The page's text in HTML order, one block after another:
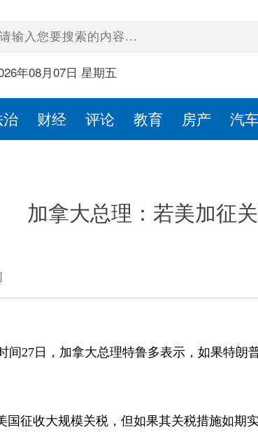
年08月07日 星期五
财经 评论 教育 房产 汽
加拿大总理：若美加征
间27日，加拿大总理特鲁多表示，如果特朗
征收大规模关税，但如果其关税措施如期